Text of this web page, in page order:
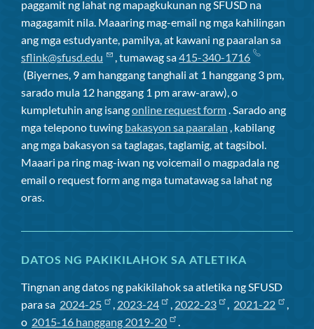
paggamit ng lahat ng mapagkukunan ng SFUSD na
magagamit nila. Maaaring mag-email ng mga kahilingan
ang mga estudyante, pamilya, at kawani ng paaralan sa
sflink@sfusd.edu
, tumawag sa415-340-1716
(Biyernes, 9 am hanggang tanghali at 1 hanggang 3 pm,
sarado mula 12 hanggang 1 pm araw-araw), o
kumpletuhin ang isangonline request form . Sarado ang
mga telepono tuwing bakasyon sa paaralan , kabilang
ang mga bakasyon sa taglagas, taglamig, at tagsibol.
Maaari pa ring mag-iwan ng voicemail o magpadala ng
email o request form ang mga tumatawag sa lahat ng
oras.
DATOS NG PAKIKILAHOK SA ATLETIKA
Tingnan ang datos ng pakikilahok sa atletika ng SFUSD
para sa 2024-25 , 2023-24 , 2022-23 , 2021-22
o 2015-16 hanggang 2019-20 .